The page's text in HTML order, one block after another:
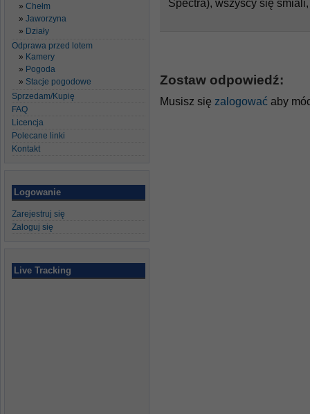
Chełm
Jaworzyna
Działy
Odprawa przed lotem
Kamery
Pogoda
Stacje pogodowe
Sprzedam/Kupię
FAQ
Licencja
Polecane linki
Kontakt
Logowanie
Zarejestruj się
Zaloguj się
Live Tracking
Spectra), wszyscy się
Zostaw odpowiedź:
Musisz się zalogować aby